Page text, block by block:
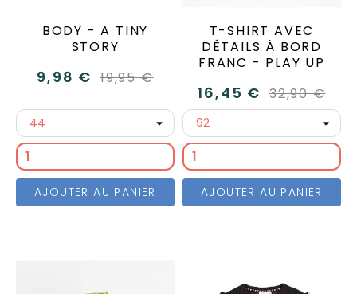
BODY - A TINY
STORY
9,98 € 19,95 €
AJOUTER AU PANIER
T-SHIRT AVEC
DÉTAILS À BORD
FRANC - PLAY UP
16,45 € 32,90 €
AJOUTER AU PANIER